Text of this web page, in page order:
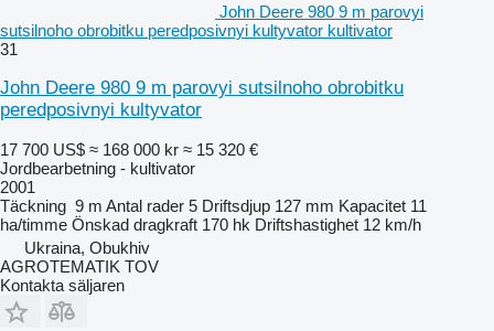
John Deere 980 9 m parovyi
sutsilnoho obrobitku peredposivnyi kultyvator kultivator
31
John Deere 980 9 m parovyi sutsilnoho obrobitku
peredposivnyi kultyvator
17 700 US$ ≈ 168 000 kr ≈ 15 320 €
Jordbearbetning - kultivator
2001
Täckning 9 m Antal rader 5 Driftsdjup 127 mm Kapacitet 11
ha/timme Önskad dragkraft 170 hk Driftshastighet 12 km/h
Ukraina, Obukhiv
AGROTEMATIK TOV
Kontakta säljaren